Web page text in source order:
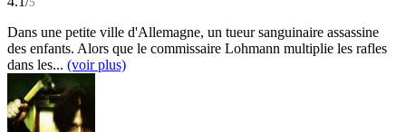
Dans une petite ville d'Allemagne, un tueur sanguinaire assassine
des enfants. Alors que le commissaire Lohmann multiplie les rafles
dans les... (voir plus)